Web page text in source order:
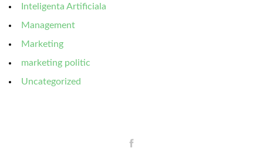
Inteligenta Artificiala
Management
Marketing
marketing politic
Uncategorized